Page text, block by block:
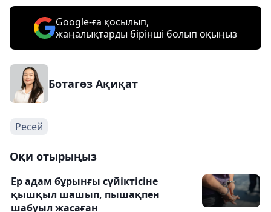
Google-ға қосылып,
жаңалықтарды бірінші болып оқыңыз
Ботагөз Ақиқат
Ресей
Оқи отырыңыз
Ер адам бұрынғы сүйіктісіне
қышқыл шашып, пышақпен
шабуыл жасаған